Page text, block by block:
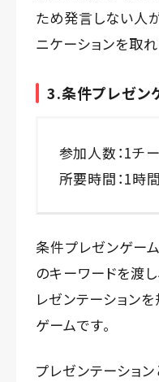
ため発言しない人
ニケーションを取れ
3.条件プレゼン
参加人数：1チ
所要時間：1時
条件プレゼンゲー
のキーワードを渡
レゼンテーション
ゲームです。
プレゼンテーショ